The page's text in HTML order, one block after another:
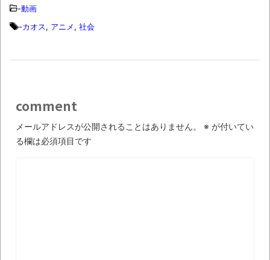
されてきた可能性・・・・・・・・・
オーストラリアの男性飛行家 太平洋横断
「ム、ムリです・・・」メガネ美人ナース
に入院中のオレのオナサポ懇願したら・・・
「ム、ムリです・・・」メガネ美人ナース
-動画
-カオス, アニメ, 社会
comment
メールアドレスが公開されることはありません。 ※ が付いてい
る欄は必須項目です